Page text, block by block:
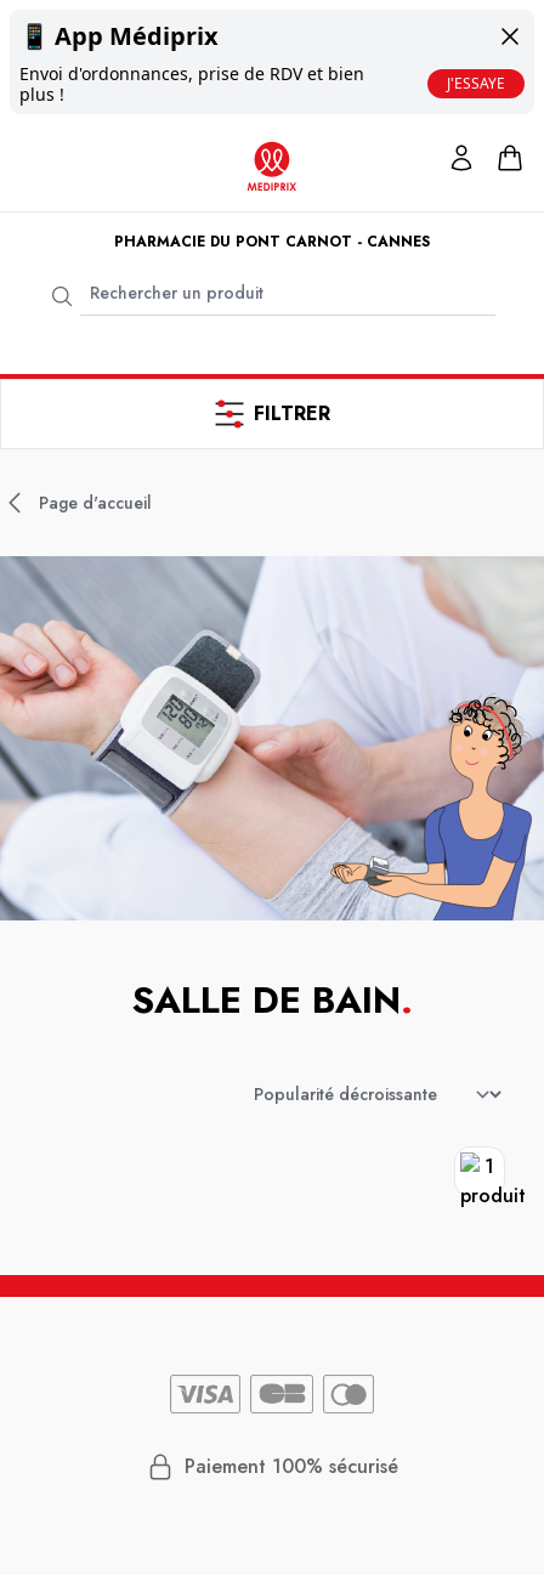
📱 App Médiprix
Envoi d'ordonnances, prise de RDV et bien
plus !
J'ESSAYE
PHARMACIE DU PONT CARNOT - CANNES
FILTRER
Page d'accueil
SALLE DE BAIN.
Paiement 100% sécurisé